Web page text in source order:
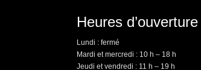
Heures d’ouverture
Lundi : fermé
Mardi et mercredi : 10 h – 18 h
Jeudi et vendredi : 11 h – 19 h